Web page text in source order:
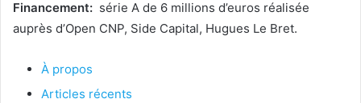
Financement: série A de 6 millions d’euros réalisée
auprès d’Open CNP, Side Capital, Hugues Le Bret.
À propos
Articles récents